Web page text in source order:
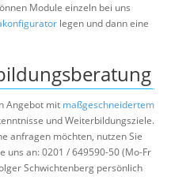
Module einzeln bei uns
legen und dann eine
Angebot mit maßgeschneidertem
und Weiterbildungsziele.
anfragen möchten, nutzen Sie
uns an: 0201 / 649590-50 (Mo-Fr
Schwichtenberg persönlich